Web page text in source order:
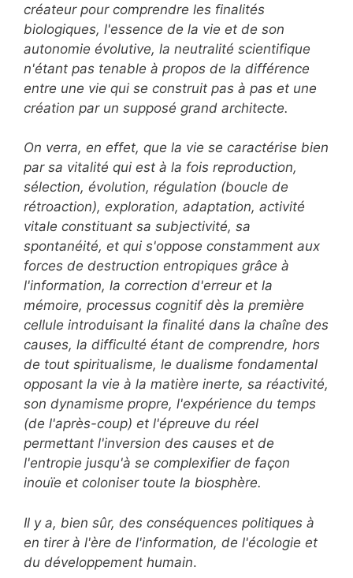
créateur pour comprendre les finalités
biologiques, l'essence de la vie et de son
autonomie évolutive, la neutralité scientifique
n'étant pas tenable à propos de la différence
entre une vie qui se construit pas à pas et une
création par un supposé grand architecte.
On verra, en effet, que la vie se caractérise bien
par sa vitalité qui est à la fois reproduction,
sélection, évolution, régulation (boucle de
rétroaction), exploration, adaptation, activité
vitale constituant sa subjectivité, sa
spontanéité, et qui s'oppose constamment aux
forces de destruction entropiques grâce à
l'information, la correction d'erreur et la
mémoire, processus cognitif dès la première
cellule introduisant la finalité dans la chaîne des
causes, la difficulté étant de comprendre, hors
de tout spiritualisme, le dualisme fondamental
opposant la vie à la matière inerte, sa réactivité,
son dynamisme propre, l'expérience du temps
(de l'après-coup) et l'épreuve du réel
permettant l'inversion des causes et de
l'entropie jusqu'à se complexifier de façon
inouïe et coloniser toute la biosphère.
Il y a, bien sûr, des conséquences politiques à
en tirer à l'ère de l'information, de l'écologie et
du développement humain.